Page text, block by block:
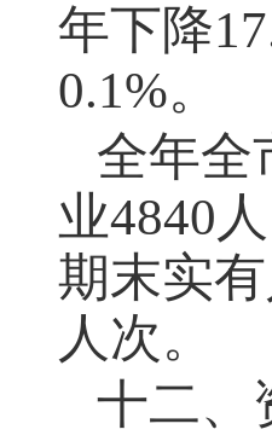
年下降
0.1%。
全年全
业4840
期末实
人次。
十二、